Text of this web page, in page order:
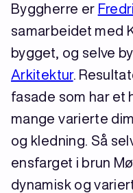
Byggherre er
samarbeidet med
bygget, og selve
Arkitektur.
fasade som har
mange varierte
og kledning. Så
ensfarget i brun
dynamisk og